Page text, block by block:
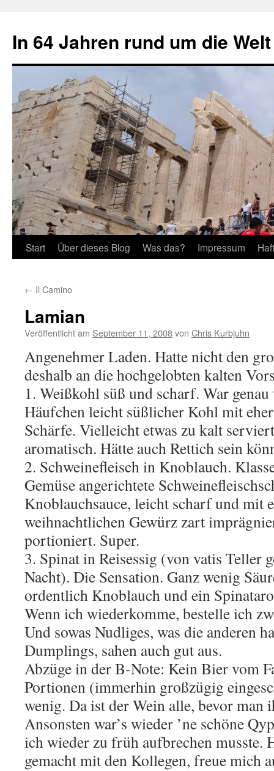
springen
In 64 Jahren rund um die Welt
Start Über dieses Blog Was das? Impressum
← Il Camino
Lamian
Veröffentlicht am September 11, 2008von Chris Kurbjuhn
Angenehmer Laden. Hatte nicht den
deshalb an die hochgelobten kalten
1. Weißkohl süß und scharf. War
Häufchen leicht süßlicher Kohl mit
Schärfe. Vielleicht etwas zu kalt
aromatisch. Hätte auch Rettich sein
2. Schweinefleisch in Knoblauch.
Gemüse angerichtete
Knoblauchsauce, leicht scharf und mit
weihnachtlichen Gewürz zart
portioniert. Super.
3. Spinat in Reisessig (von vatis Teller
Nacht). Die Sensation. Ganz wenig
ordentlich Knoblauch und ein
Wenn ich wiederkomme, bestelle ich
Und sowas Nudliges, was die anderen
Dumplings, sahen auch gut aus.
Abzüge in der B-Note: Kein Bier vom
Portionen (immerhin großzügig
wenig. Da ist der Wein alle, bevor man
Ansonsten war’s wieder ’ne schöne
ich wieder zu früh aufbrechen musste.
gemacht mit den Kollegen, freue mich